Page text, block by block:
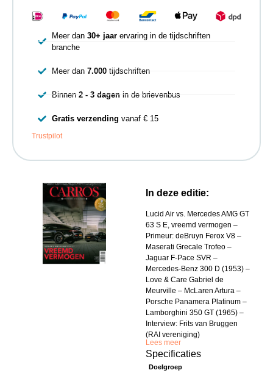
In deze editie:
Lucid Air vs. Mercedes AMG GT
63 S E, vreemd vermogen –
Primeur: deBruyn Ferox V8 –
Maserati Grecale Trofeo –
Jaguar F-Pace SVR –
Mercedes-Benz 300 D (1953) –
Love & Care Gabriel de
Meurville – McLaren Artura –
Porsche Panamera Platinum –
Lamborghini 350 GT (1965) –
Interview: Frits van Bruggen
(RAI vereniging)
Lees meer
Specificaties
Doelgroep
Meer dan 30+ jaarervaring in de tijdschriften
branche
Meer dan 7.000tijdschriften
Binnen 2 - 3 dagenin de brievenbus
Gratis verzending vanaf € 15
Trustpilot